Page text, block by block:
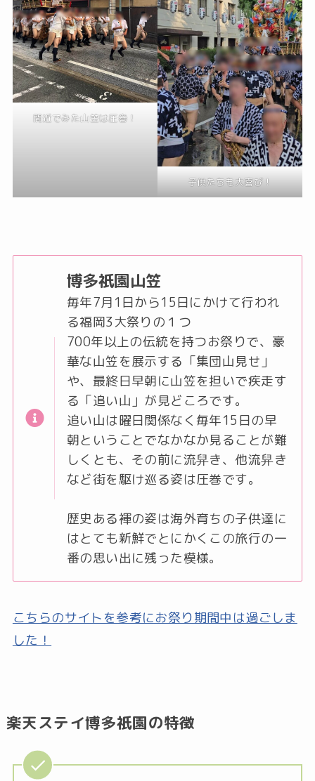
間近でみた山笠は圧巻！
子供たちも大喜び！
博多祇園山笠
毎年7月1日から15日にかけて行われ
る福岡3大祭りの１つ
700年以上の伝統を持つお祭りで、豪
華な山笠を展示する「集団山見せ」
や、最終日早朝に山笠を担いで疾走す
る「追い山」が見どころです。
追い山は曜日関係なく毎年15日の早
朝ということでなかなか見ることが難
しくとも、その前に流舁き、他流舁き
など街を駆け巡る姿は圧巻です。
歴史ある褌の姿は海外育ちの子供達に
はとても新鮮でとにかくこの旅行の一
番の思い出に残った模様。
こちらのサイトを参考にお祭り期間中は過ごしま
した！
楽天ステイ博多祇園の特徴